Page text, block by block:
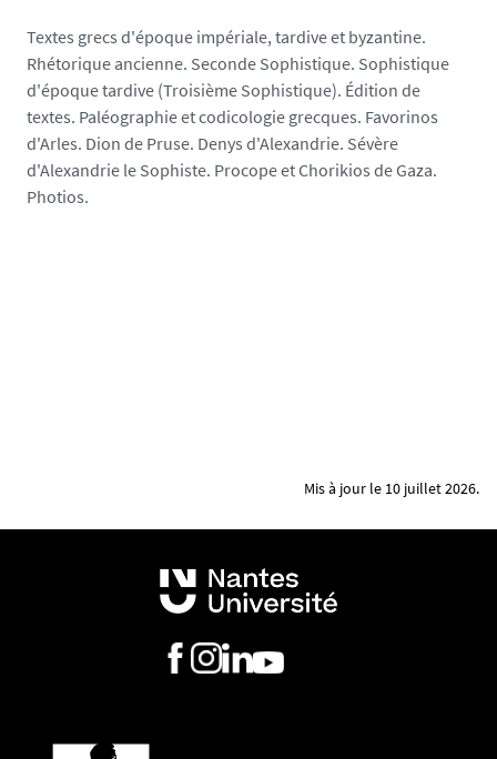
Textes grecs d'époque impériale, tardive et byzantine.
Rhétorique ancienne. Seconde Sophistique. Sophistique
d'époque tardive (Troisième Sophistique). Édition de
textes. Paléographie et codicologie grecques. Favorinos
d'Arles. Dion de Pruse. Denys d'Alexandrie. Sévère
d'Alexandrie le Sophiste. Procope et Chorikios de Gaza.
Photios.
Mis à jour le 10 juillet 2026.